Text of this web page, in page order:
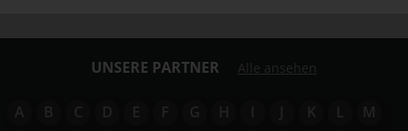
UNSERE PARTNER Alle ansehen
A B C D E F G H I J K L
M